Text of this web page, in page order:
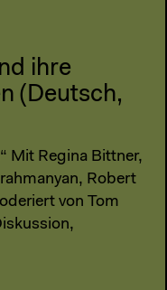
ihre
(Deutsch,
Mit Regina Bittner,
Robert
von Tom